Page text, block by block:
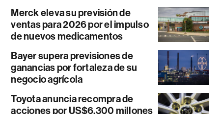
Merck eleva su previsión de
ventas para 2026 por el impulso
de nuevos medicamentos
Bayer supera previsiones de
ganancias por fortaleza de su
negocio agrícola
Toyota anuncia recompra de
acciones por US$6.300 millones